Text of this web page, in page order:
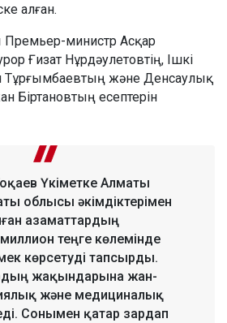
алған.
министр Асқар
Ғизат Нұрдәулетовтің, Ішкі
Тұрғымбаевтың және Денсаулық
Біртановтың есептерін
Үкіметке Алматы
облысы әкімдіктерімен
азаматтардың
теңге көлемінде
көрсетуді тапсырды.
жақындарына жан-
және медициналық
Сонымен қатар зардап